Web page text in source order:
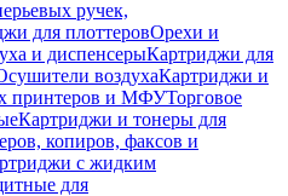
ручек,
для плоттеровОрехи и
и диспенсерыКартриджи для
воздухаКартриджи и
принтеров и МФУТорговое
Картриджи и тонеры для
копиров, факсов и
с жидким
для